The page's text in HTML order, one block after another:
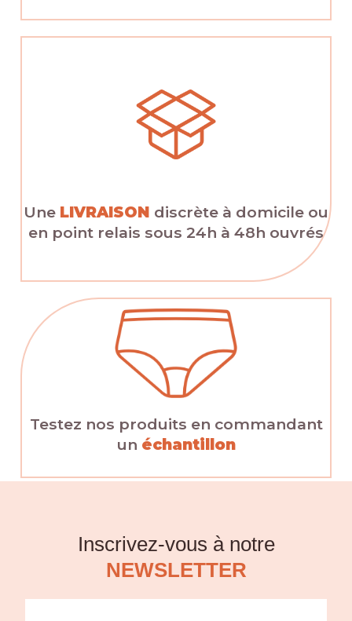
Une LIVRAISON discrète à domicile ou
en point relais sous 24h à 48h ouvrés
Testez nos produits en commandant
un échantillon
Inscrivez-vous à notre
NEWSLETTER